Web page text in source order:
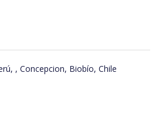
, Concepcion, Biobío, Chile